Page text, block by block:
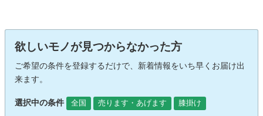
欲しいモノが見つからなかった方
ご希望の条件を登録するだけで、新着情報をいち早くお届け出
来ます。
選択中の条件 全国 売ります・あげます 膝掛け